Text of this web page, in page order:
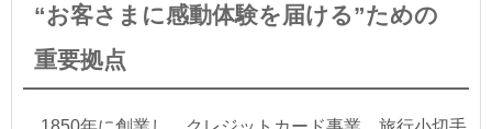
“お客さまに感動体験を届ける”ための
重要拠点